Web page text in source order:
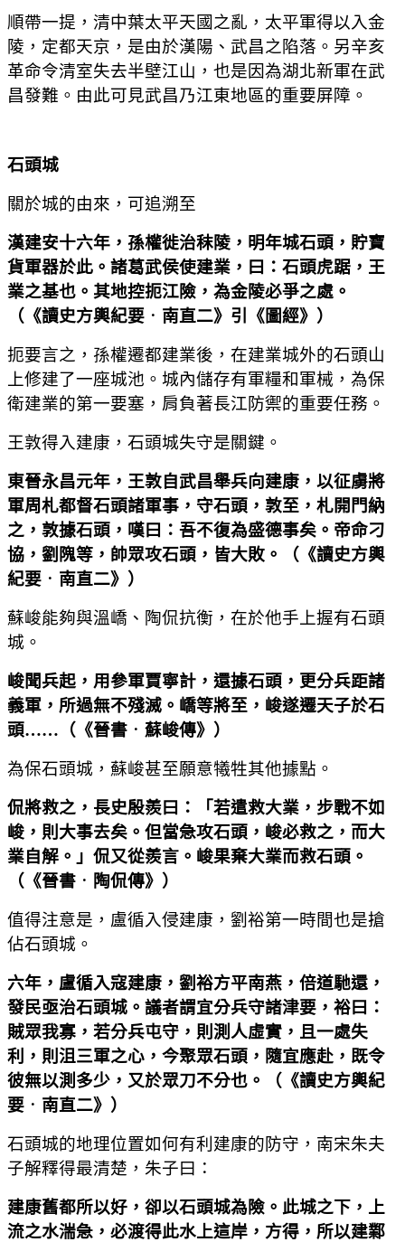
順帶一提，清中葉太平天國之亂，太平軍得以入金
陵，定都天京，是由於漢陽、武昌之陷落。另辛亥
革命令清室失去半壁江山，也是因為湖北新軍在武
昌發難。由此可見武昌乃江東地區的重要屏障。
石頭城
關於城的由來，可追溯至
漢建安十六年，孫權徙治秣陵，明年城石頭，貯寶
貨軍器於此。諸葛武侯使建業，曰：石頭虎踞，王
業之基也。其地控扼江險，為金陵必爭之處。
（ 《讀史方輿紀要 ． 南直二》引《圖經》 ）
扼要言之，孫權遷都建業後，在建業城外的石頭山
上修建了一座城池。城內儲存有軍糧和軍械，為保
衛建業的第一要塞，肩負著長江防禦的重要任務。
王敦得入建康，石頭城失守是關鍵。
東晉永昌元年，王敦自武昌舉兵向建康，以征虜將
軍周札都督石頭諸軍事，守石頭，敦至，札開門納
之，敦據石頭，嘆曰：吾不復為盛德事矣。帝命刁
協，劉隗等，帥眾攻石頭，皆大敗。
（ 《讀史方輿
紀要 ． 南直二》 ）
蘇峻能夠與溫嶠、陶侃抗衡，在於他手上握有石頭
城。
峻聞兵起，用參軍賈寧計，還據石頭，更分兵距諸
義軍，所過無不殘滅。嶠等將至，峻遂遷天子於石
頭……（ 《晉書 ． 蘇峻傳》 ）
為保石頭城，蘇峻甚至願意犧牲其他據點。
侃將救之，長史殷羨曰：「若遣救大業，步戰不如
峻，則大事去矣。但當急攻石頭，峻必救之，而大
業自解。」侃又從羨言。峻果棄大業而救石頭。
（ 《晉書 ． 陶侃傳》 ）
值得注意是，盧循入侵建康，劉裕第一時間也是搶
佔石頭城。
六年，盧循入寇建康，劉裕方平南燕，倍道馳還，
發民亟治石頭城。議者謂宜分兵守諸津要，裕曰：
賊眾我寡，若分兵屯守，則測人虛實，且一處失
利，則沮三軍之心，今聚眾石頭，隨宜應赴，既令
彼無以測多少，又於眾刀不分也。
（ 《讀史方輿紀
要 ． 南直二》 ）
石頭城的地理位置如何有利建康的防守，南宋朱夫
子解釋得最清楚，朱子曰：
建康舊都所以好，卻以石頭城為險。此城之下，上
流之水湍急，必渡得此水上這岸，方得，所以建鄴